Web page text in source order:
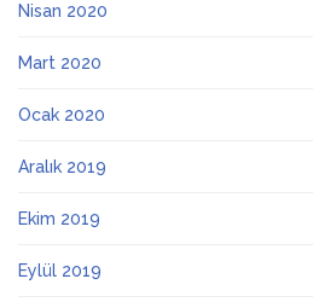
Nisan 2020
Mart 2020
Ocak 2020
Aralık 2019
Ekim 2019
Eylül 2019